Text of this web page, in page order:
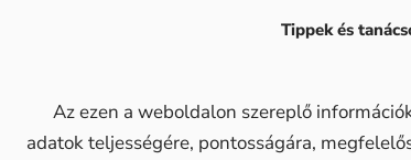
Tippek és
Az ezen a weboldalon szereplő
adatok teljességére, pontosságára,